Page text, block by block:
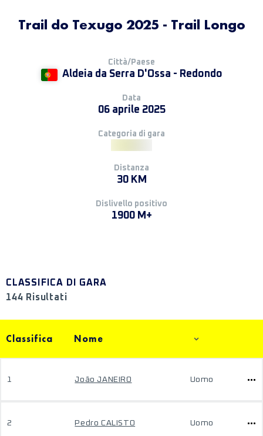
Trail do Texugo 2025 - Trail Longo
Città/Paese
Aldeia da Serra D'Ossa - Redondo
Data
06 aprile 2025
Categoria di gara
Distanza
30 KM
Dislivello positivo
1900 M+
CLASSIFICA DI GARA
144 Risultati
Classifica Nome
1 João JANEIRO Uomo
2 Pedro CALISTO Uomo